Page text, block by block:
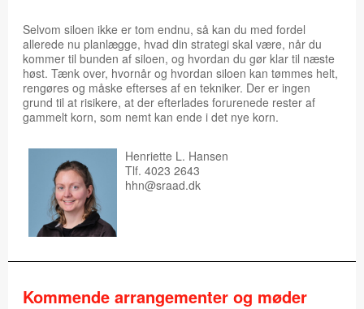
Selvom siloen ikke er tom endnu, så kan du med fordel
allerede nu planlægge, hvad din strategi skal være, når du
kommer til bunden af siloen, og hvordan du gør klar til næste
høst. Tænk over, hvornår og hvordan siloen kan tømmes helt,
rengøres og måske efterses af en tekniker. Der er ingen
grund til at risikere, at der efterlades forurenede rester af
gammelt korn, som nemt kan ende i det nye korn.​
Henriette L. Hansen
Tlf. 4023 2643
hhn@sraad.dk
Kommende arrangementer og møder